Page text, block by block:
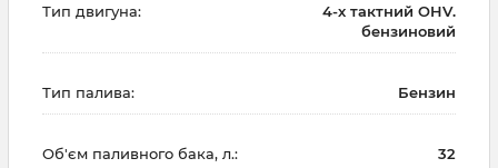
Тип двигуна:
4-х тактний OHV.
бензиновий
Тип палива: Бензин
Об'єм паливного бака, л.: 32